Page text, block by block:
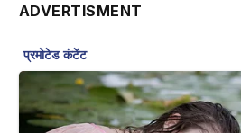
ADVERTISMENT